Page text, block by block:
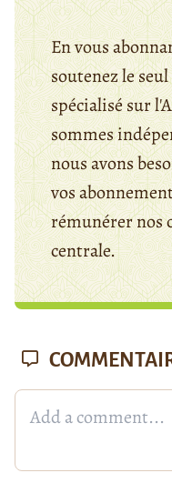
En vous
soutenez le
spécialisé sur
sommes
nous avons
vos
rémunérer nos
centrale.